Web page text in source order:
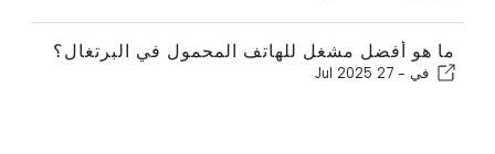
ما هو أفضل مشغل للهاتف المحمول في البرتغال؟
في - 27 Jul 2025